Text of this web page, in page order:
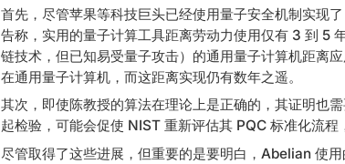
首先，尽管苹果等科技巨头已经使用量子安全机制实现
告称，实用的量子计算工具距离劳动力使用仅有 3 到 5
链技术，但已知易受量子攻击）的通用量子计算机距离
在通用量子计算机，而这距离实现仍有数年之遥。
其次，即使陈教授的算法在理论上是正确的，其证明也
起检验，可能会促使 NIST 重新评估其 PQC 标准化流程
尽管取得了这些进展，但重要的是要明白，Abelian 使